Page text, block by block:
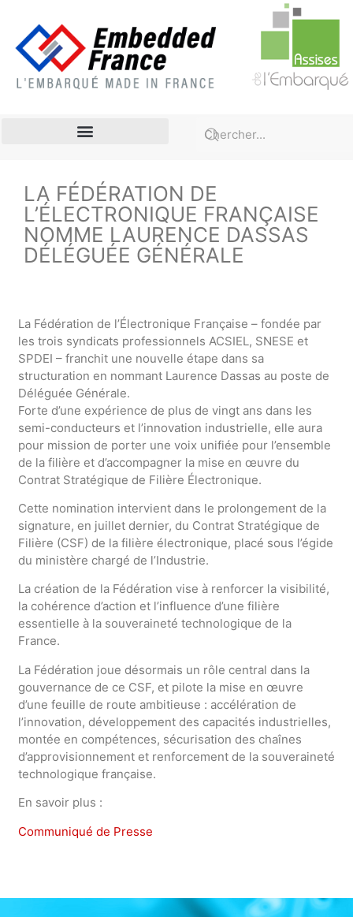
LA FÉDÉRATION DE
L’ÉLECTRONIQUE FRANÇAISE
NOMME LAURENCE DASSAS
DÉLÉGUÉE GÉNÉRALE
La Fédération de l’Électronique Française – fondée par
les trois syndicats professionnels ACSIEL, SNESE et
SPDEI – franchit une nouvelle étape dans sa
structuration en nommant Laurence Dassas au poste de
Déléguée Générale.
Forte d’une expérience de plus de vingt ans dans les
semi-conducteurs et l’innovation industrielle, elle aura
pour mission de porter une voix unifiée pour l’ensemble
de la filière et d’accompagner la mise en œuvre du
Contrat Stratégique de Filière Électronique.
Cette nomination intervient dans le prolongement de la
signature, en juillet dernier, du Contrat Stratégique de
Filière (CSF) de la filière électronique, placé sous l’égide
du ministère chargé de l’Industrie.
La création de la Fédération vise à renforcer la visibilité,
la cohérence d’action et l’influence d’une filière
essentielle à la souveraineté technologique de la
France.
La Fédération joue désormais un rôle central dans la
gouvernance de ce CSF, et pilote la mise en œuvre
d’une feuille de route ambitieuse : accélération de
l’innovation, développement des capacités industrielles,
montée en compétences, sécurisation des chaînes
d’approvisionnement et renforcement de la souveraineté
technologique française.
En savoir plus :
Communiqué de Presse